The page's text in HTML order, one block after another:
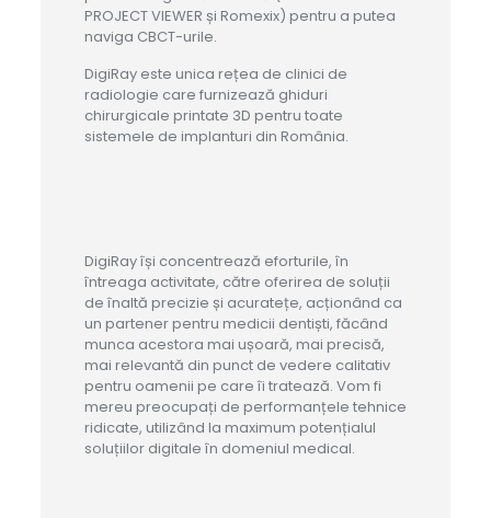
PROJECT VIEWER și Romexix) pentru a putea
naviga CBCT-urile.
DigiRay este unica rețea de clinici de
radiologie care furnizează ghiduri
chirurgicale printate 3D pentru toate
sistemele de implanturi din România.
DigiRay își concentrează eforturile, în
întreaga activitate, către oferirea de soluții
de înaltă precizie și acuratețe, acționând ca
un partener pentru medicii dentiști, făcând
munca acestora mai ușoară, mai precisă,
mai relevantă din punct de vedere calitativ
pentru oamenii pe care îi tratează. Vom fi
mereu preocupați de performanțele tehnice
ridicate, utilizând la maximum potențialul
soluțiilor digitale în domeniul medical.